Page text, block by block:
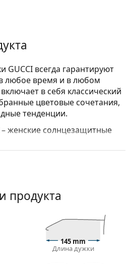
всегда гарантируют
любое время и в любом
в себя классический
цветовые сочетания,
тенденции.
– женские солнцезащитные
очков
волосами.
людей с круглой, овальной
лица.
очков изготовлена из
пластика, который
продукта
145 mm
Длина дужки